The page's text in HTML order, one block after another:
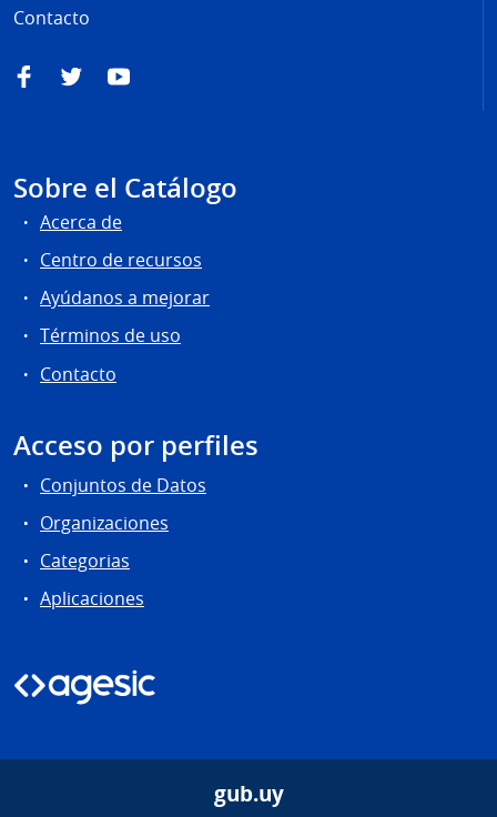
Contacto
FacebookTwitterYouTube
Sobre el Catálogo
Acerca de
Centro de recursos
Ayúdanos a mejorar
Términos de uso
Contacto
Acceso por perfiles
Conjuntos de Datos
Organizaciones
Categorias
Aplicaciones
gub.uy